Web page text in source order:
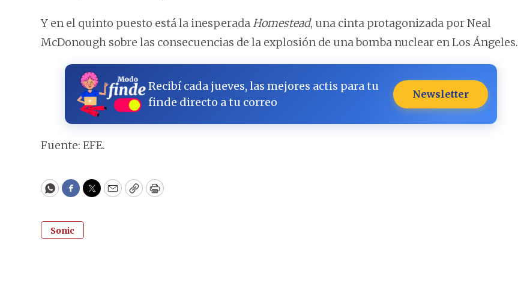
Y en el quinto puesto está la inesperadaHomestead, una cinta protagonizada por Neal
McDonough sobre las consecuencias de la explosión de una bomba nuclear en Los Ángeles.
Recibí cada jueves, las mejores actis para tu
finde directo a tu correo
Newsletter
Fuente: EFE.
WhatsApp
Facebook
Twitter
EmailCopyPrint
Sonic